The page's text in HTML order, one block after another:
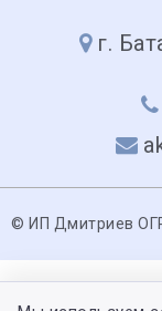
г.
© ИП Дмитриев